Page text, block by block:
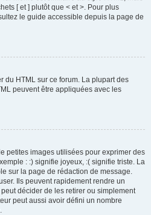
[ et ] plutôt que < et >. Pour plus
le guide accessible depuis la page de
du HTML sur ce forum. La plupart des
peuvent être appliquées avec les
petites images utilisées pour exprimer des
: :) signifie joyeux, :( signifie triste. La
sur la page de rédaction de message.
Ils peuvent rapidement rendre un
décider de les retirer ou simplement
peut aussi avoir défini un nombre